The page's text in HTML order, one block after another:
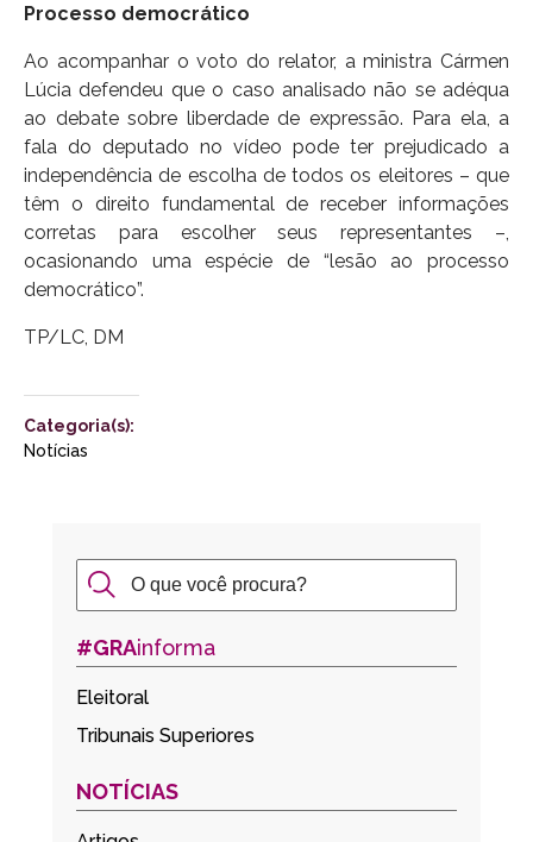
Processo democrático
Ao acompanhar o voto do relator, a ministra Cármen
Lúcia defendeu que o caso analisado não se adéqua
ao debate sobre liberdade de expressão. Para ela, a
fala do deputado no vídeo pode ter prejudicado a
independência de escolha de todos os eleitores – que
têm o direito fundamental de receber informações
corretas para escolher seus representantes –,
ocasionando uma espécie de “lesão ao processo
democrático”.
TP/LC, DM
Categoria(s):
Notícias
#GRAinforma
Eleitoral
Tribunais Superiores
NOTÍCIAS